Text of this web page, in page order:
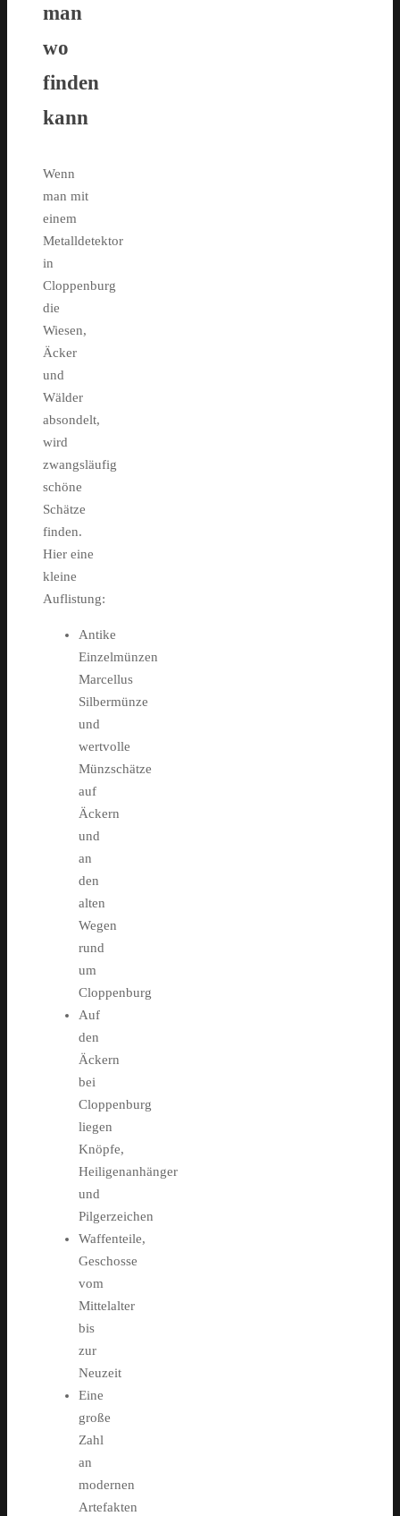
man
wo
finden
kann
Wenn
man mit
einem
Metalldetektor
in
Cloppenburg
die
Wiesen,
Äcker
und
Wälder
absondelt,
wird
zwangsläufig
schöne
Schätze
finden.
Hier eine
kleine
Auflistung:
Antike
Einzelmünzen
Marcellus
Silbermünze
und
wertvolle
Münzschätze
auf
Äckern
und
an
den
alten
Wegen
rund
um
Cloppenburg
Auf
den
Äckern
bei
Cloppenburg
liegen
Knöpfe,
Heiligenanhänger
und
Pilgerzeichen
Waffenteile,
Geschosse
vom
Mittelalter
bis
zur
Neuzeit
Eine
große
Zahl
an
modernen
Artefakten